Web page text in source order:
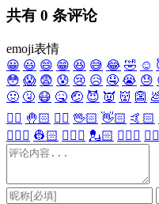
共有 0 条评论
emoji表情
😀 😃 😄 😁 😆 😅 😂 🤣 ☺️
😳 😱 😨 😰 😢 😥 🤤 😭 😓
🤢 🤧 😷 🤒 🤕 😈 👿 👹 👺
✋🏻 🤚🏻 🖐🏻 🖖🏻 👋🏻 🤙🏻
👷🏻‍♀️ 👷🏻 💂🏻‍♀️ 💂🏻 🕵🏻‍♀️ 🕵🏻